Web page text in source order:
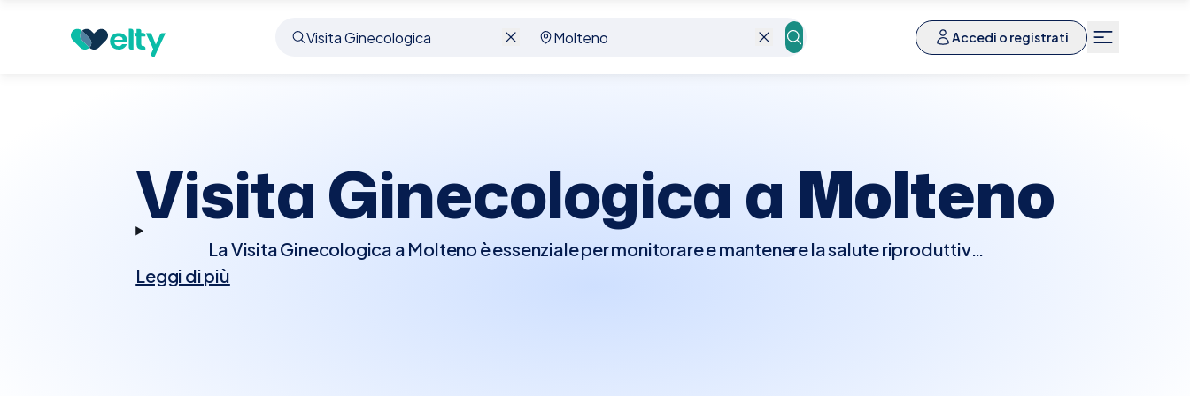
Accedi o registrati
Prenota visita Visita Ginecologica Molteno
Visita Ginecologica a Molteno
La Visita Ginecologica a Molteno è essenziale per monitorare e mantenere la salute riproduttiva
femminile. Durante la visita, il ginecologo condurrà un esame fisico, che può includere un pap
Leggi di più